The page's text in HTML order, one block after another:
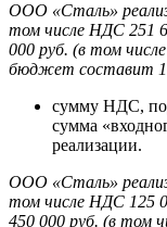
ООО «Сталь»
том числе НДС 251
000 руб. (в том
бюджет составит
сумму НДС,
сумма
реализации.
ООО «Сталь»
том числе НДС 125
450 000 руб. (в том